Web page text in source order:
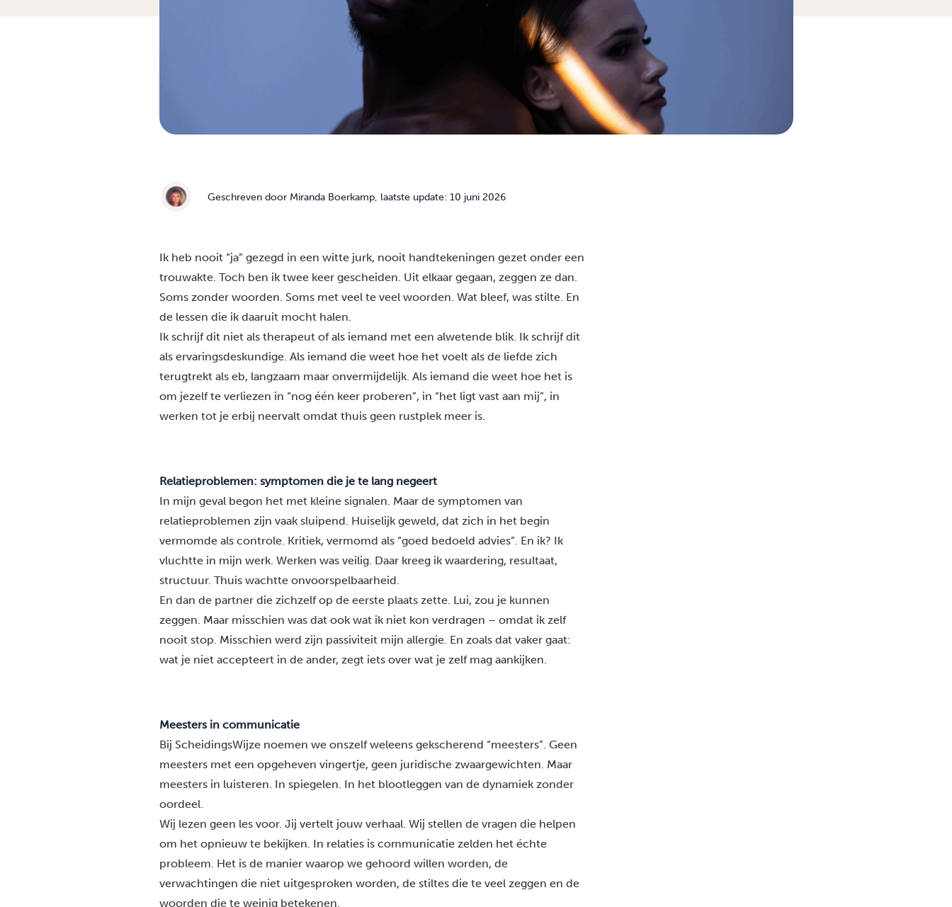
Geschreven door Miranda Boerkamp, laatste update: 10 juni 2026
Ik heb nooit “ja” gezegd in een witte jurk, nooit handtekeningen gezet onder een
trouwakte. Toch ben ik twee keer gescheiden. Uit elkaar gegaan, zeggen ze dan.
Soms zonder woorden. Soms met veel te veel woorden. Wat bleef, was stilte. En
de lessen die ik daaruit mocht halen.
Ik schrijf dit niet als therapeut of als iemand met een alwetende blik. Ik schrijf dit
als ervaringsdeskundige. Als iemand die weet hoe het voelt als de liefde zich
terugtrekt als eb, langzaam maar onvermijdelijk. Als iemand die weet hoe het is
om jezelf te verliezen in “nog één keer proberen”, in “het ligt vast aan mij”, in
werken tot je erbij neervalt omdat thuis geen rustplek meer is.
Relatieproblemen: symptomen die je te lang negeert
In mijn geval begon het met kleine signalen. Maar de symptomen van
relatieproblemen zijn vaak sluipend. Huiselijk geweld, dat zich in het begin
vermomde als controle. Kritiek, vermomd als “goed bedoeld advies”. En ik? Ik
vluchtte in mijn werk. Werken was veilig. Daar kreeg ik waardering, resultaat,
structuur. Thuis wachtte onvoorspelbaarheid.
En dan de partner die zichzelf op de eerste plaats zette. Lui, zou je kunnen
zeggen. Maar misschien was dat ook wat ik niet kon verdragen – omdat ik zelf
nooit stop. Misschien werd zijn passiviteit mijn allergie. En zoals dat vaker gaat:
wat je niet accepteert in de ander, zegt iets over wat je zelf mag aankijken.
Meesters in communicatie
Bij ScheidingsWijze noemen we onszelf weleens gekscherend “meesters”. Geen
meesters met een opgeheven vingertje, geen juridische zwaargewichten. Maar
meesters in luisteren. In spiegelen. In het blootleggen van de dynamiek zonder
oordeel.
Wij lezen geen les voor. Jij vertelt jouw verhaal. Wij stellen de vragen die helpen
om het opnieuw te bekijken. In relaties is communicatie zelden het échte
probleem. Het is de manier waarop we gehoord willen worden, de
verwachtingen die niet uitgesproken worden, de stiltes die te veel zeggen en de
woorden die te weinig betekenen.